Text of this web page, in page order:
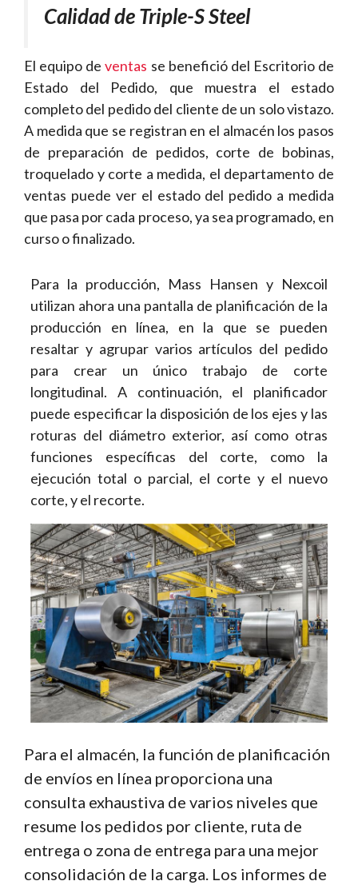
Calidad de Triple-S Steel
El equipo deventas se benefició del Escritorio de
Estado del Pedido, que muestra el estado
completo del pedido del cliente de un solo vistazo.
A medida que se registran en el almacén los pasos
de preparación de pedidos, corte de bobinas,
troquelado y corte a medida, el departamento de
ventas puede ver el estado del pedido a medida
que pasa por cada proceso, ya sea programado, en
curso o finalizado.
Para la producción, Mass Hansen y Nexcoil
utilizan ahora una pantalla de planificación de la
producción en línea, en la que se pueden
resaltar y agrupar varios artículos del pedido
para crear un único trabajo de corte
longitudinal. A continuación, el planificador
puede especificar la disposición de los ejes y las
roturas del diámetro exterior, así como otras
funciones específicas del corte, como la
ejecución total o parcial, el corte y el nuevo
corte, y el recorte.
Para el almacén, la función de planificación
de envíos en línea proporciona una
consulta exhaustiva de varios niveles que
resume los pedidos por cliente, ruta de
entrega o zona de entrega para una mejor
consolidación de la carga. Los informes de